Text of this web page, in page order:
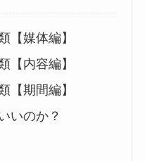
【媒体編】
【内容編】
【期間編】
いのか？